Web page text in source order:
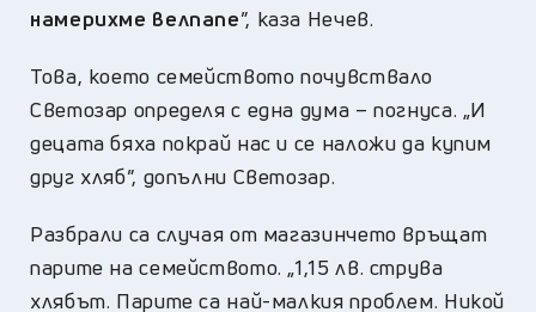
намерихме велпапе”, каза Нечев.
Това, което семейството почувствало
Светозар определя с една дума – погнуса. „И
децата бяха покрай нас и се наложи да купим
друг хляб”, допълни Светозар.
Разбрали са случая от магазинчето връщат
парите на семейството. „1,15 лв. струва
хлябът. Парите са най-малкия проблем. Никой